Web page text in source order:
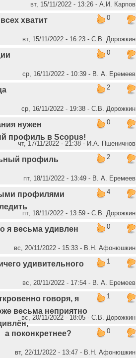
вт, 15/11/2022 - 13:26 - А.И. Карпов
0
хватит
вт, 15/11/2022 - 16:23 - С.В. Дорожкин
0
ср, 16/11/2022 - 10:39 - В. А. Еремеев
2
ср, 16/11/2022 - 19:38 - С.В. Дорожкин
0
нужен
профиль в Scopus!
чт, 17/11/2022 - 21:38 - И.А. Пшеничнов
2
профиль
пт, 18/11/2022 - 13:49 - В. А. Еремеев
4
профилями
пт, 18/11/2022 - 13:59 - С.В. Дорожкин
0
я весьма удивлен
вс, 20/11/2022 - 15:33 - В.Н. Афонюшкин
1
удивительного
вс, 20/11/2022 - 17:54 - В. А. Еремеев
1
говоря, я
весьма неприятно
вс, 20/11/2022 - 18:05 - С.В. Дорожкин
0
а поконкретнее?
вт, 22/11/2022 - 13:47 - В.Н. Афонюшкин